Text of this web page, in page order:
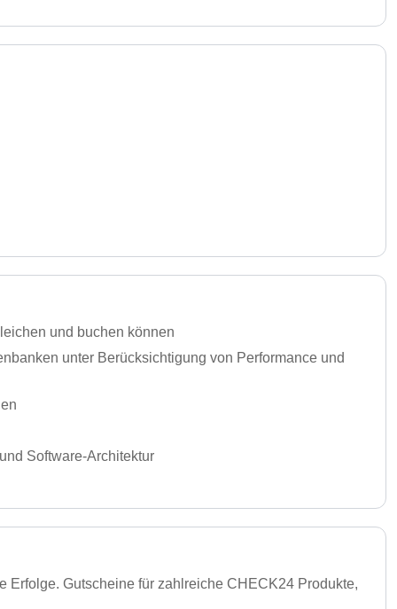
und buchen können
unter Berücksichtigung von Performance und
Software-Architektur
Erfolge. Gutscheine für zahlreiche CHECK24 Produkte,